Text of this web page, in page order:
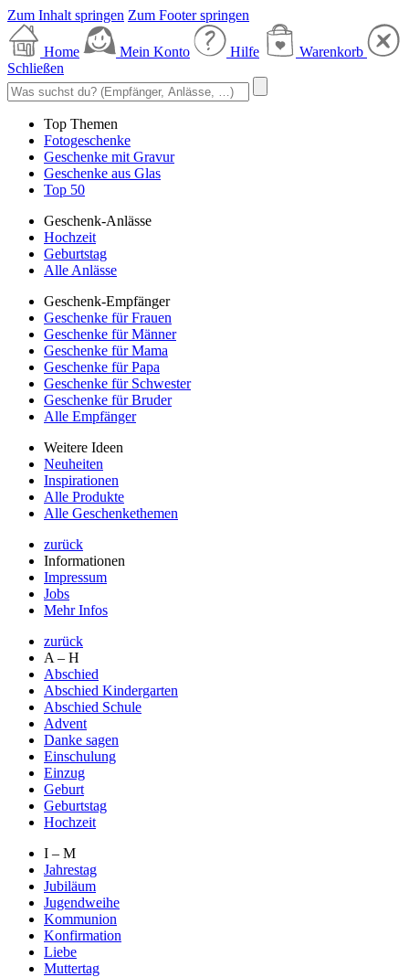
Zum Inhalt springen Zum Footer springen
Home Mein Konto Hilfe
Warenkorb
Schließen
Top Themen
Fotogeschenke
Geschenke mit Gravur
Geschenke aus Glas
Top 50
Geschenk-Anlässe
Hochzeit
Geburtstag
Alle Anlässe
Geschenk-Empfänger
Geschenke für Frauen
Geschenke für Männer
Geschenke für Mama
Geschenke für Papa
Geschenke für Schwester
Geschenke für Bruder
Alle Empfänger
Weitere Ideen
Neuheiten
Inspirationen
Alle Produkte
Alle Geschenkethemen
zurück
Informationen
Impressum
Jobs
Mehr Infos
zurück
A – H
Abschied
Abschied Kindergarten
Abschied Schule
Advent
Danke sagen
Einschulung
Einzug
Geburt
Geburtstag
Hochzeit
I – M
Jahrestag
Jubiläum
Jugendweihe
Kommunion
Konfirmation
Liebe
Muttertag